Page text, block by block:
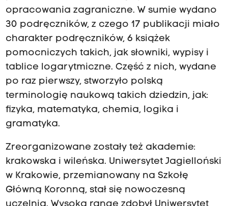
opracowania zagraniczne. W sumie wydano
30 podręczników, z czego 17 publikacji miało
charakter podręczników, 6 książek
pomocniczych takich, jak słowniki, wypisy i
tablice logarytmiczne. Część z nich, wydane
po raz pierwszy, stworzyło polską
terminologię naukową takich dziedzin, jak:
fizyka, matematyka, chemia, logika i
gramatyka.
Zreorganizowane zostały też akademie:
krakowska i wileńska. Uniwersytet Jagielloński
w Krakowie, przemianowany na Szkołę
Główną Koronną, stał się nowoczesną